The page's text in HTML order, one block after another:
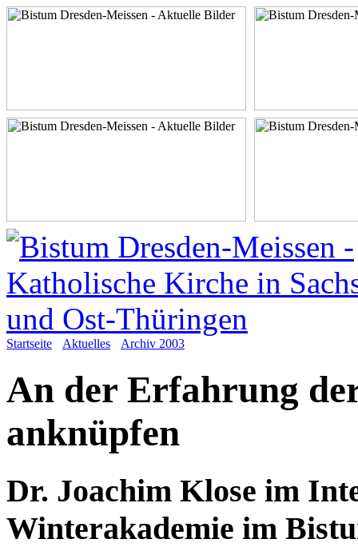
Startseite Aktuelles Archiv 2003
An der Erfahrung
anknüpfen
Dr. Joachim Klose im
Winterakademie im